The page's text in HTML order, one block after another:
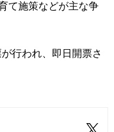
て施策などが主な争
行われ、即日開票さ